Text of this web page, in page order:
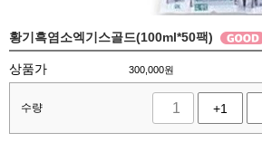
황기흑염소엑기스골드(100ml*50팩)
상품가 300,000원
수량 +1